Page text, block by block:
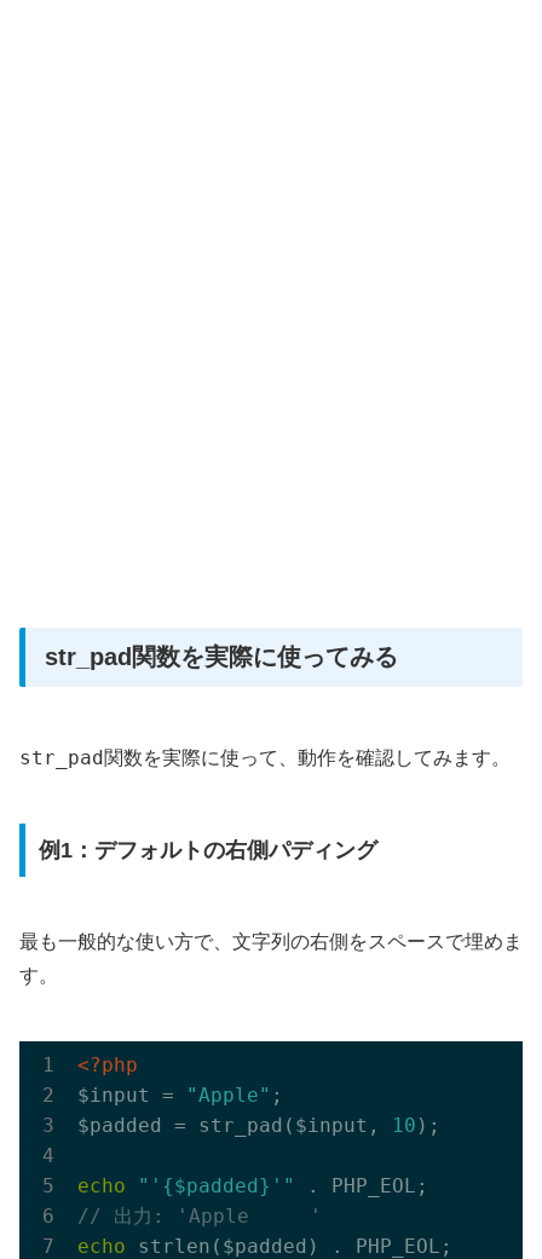
str_pad関数を実際に使ってみる
str_pad関数を実際に使って、動作を確認してみます。
例1：デフォルトの右側パディング
最も一般的な使い方で、文字列の右側をスペースで埋めま
す。
<?php
$input =
"Apple" ;
$padded = str_pad($input,
10 );
echo "'{$padded}'"
// 出力: 'Apple     '
echo